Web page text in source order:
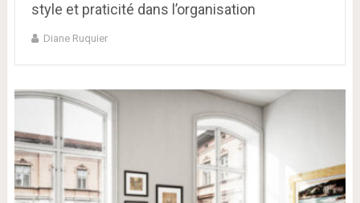
style et praticité dans l’organisation
Diane Ruquier